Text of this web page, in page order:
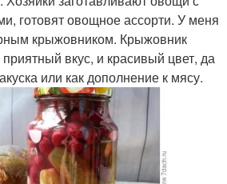
готовят овощное ассорти. У меня
крыжовником. Крыжовник
вкус, и красивый цвет, да
или как дополнение к мясу.